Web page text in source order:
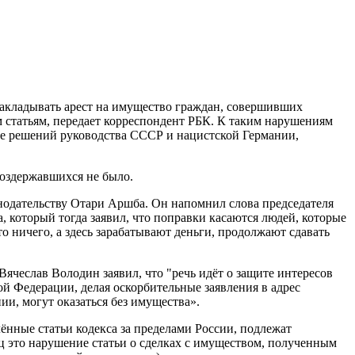
арест на имущество граждан, совершивших
передает корреспондент РБК. К таким нарушениям
решений руководства СССР и нацистской Германии,
не было.
Отари Аршба. Он напомнил слова председателя
тогда заявил, что поправки касаются людей, которые
а здесь зарабатывают деньги, продолжают сдавать
Володин заявил, что "речь идёт о защите интересов
Федерации, делая оскорбительные заявления в адрес
могут оказаться без имущества».
статьи кодекса за пределами России, подлежат
нарушение статьи о сделках с имуществом, полученным